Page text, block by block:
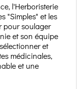
l'Herboristerie
"Simples" et les
pour soulager
et son équipe
et
médicinales,
et une